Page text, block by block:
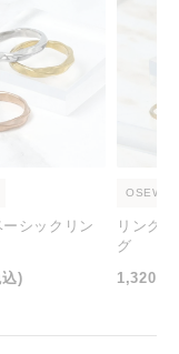
シックリン
)
リング /
グ
1,320円